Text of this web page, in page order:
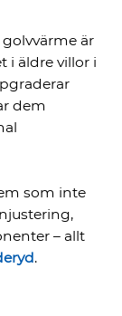
är
i äldre villor i
dem
som inte
– allt
.